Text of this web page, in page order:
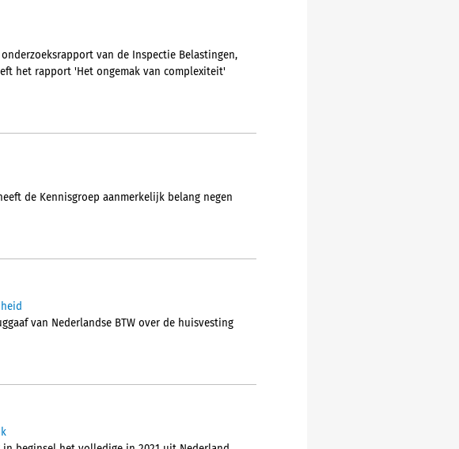
van de Inspectie Belastingen,
het rapport 'Het ongemak van complexiteit'
de Kennisgroep aanmerkelijk belang negen
van Nederlandse BTW over de huisvesting